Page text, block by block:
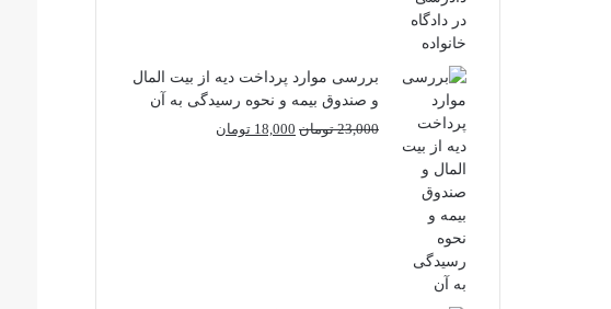
بررسی موارد پرداخت دیه از بیت المال
و صندوق بیمه و نحوه رسیدگی به آن
23,000 تومان قیمت
18,000 تومان